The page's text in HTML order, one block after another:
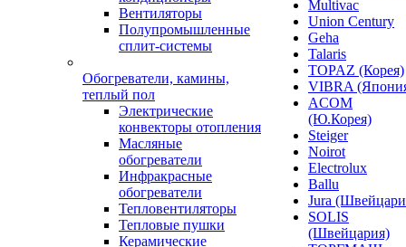
Вентиляторы
Полупромышленные
сплит-системы
Обогреватели, камины,
теплый пол
Электрические
конвекторы отопления
Масляные
обогреватели
Инфракрасные
обогреватели
Тепловентиляторы
Тепловые пушки
Керамические
Multivac
Union Century
Geha
Talaris
TOPAZ (Корея)
VIBRA
ACOM
(Ю.Корея)
Steiger
Noirot
Electrolux
Ballu
Jura
SOLIS
(Швейцария)